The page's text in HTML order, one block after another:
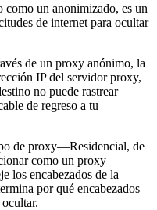
un anonimizado, es un
de internet para ocultar
de un proxy anónimo, la
IP del servidor proxy,
no puede rastrear
de regreso a tu
de proxy—Residencial, de
como un proxy
los encabezados de la
por qué encabezados